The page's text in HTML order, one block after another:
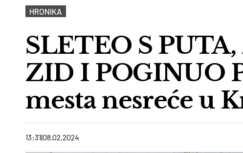
HRONIKA
SLETEO S
ZID I POGINUO
mesta nesreće u
13:31 08.02.2024